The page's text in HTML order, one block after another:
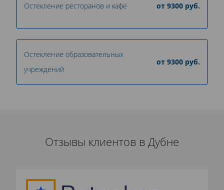
Остекление ресторанов и кафе от 9300 руб.
Остекление образовательных
учреждений
от 9300 руб.
Отзывы клиентов в Дубне